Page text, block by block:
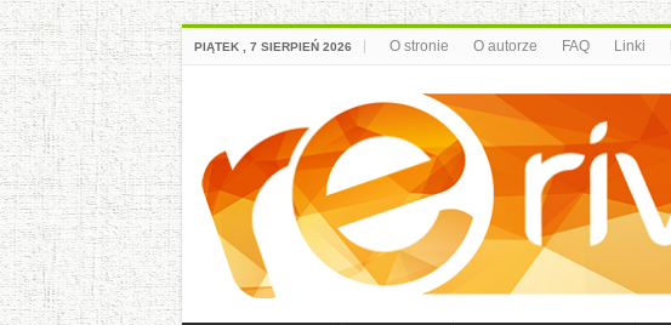
PIĄTEK , 7 SIERPIEŃ 2026 O stronie O autorze FAQ Linki